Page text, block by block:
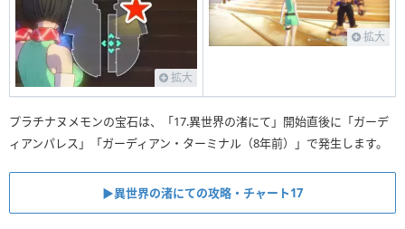
拡大
拡大
プラチナヌメモンの宝石は、「17.異世界の渚にて」開始直後に「ガーデ
ィアンパレス」「ガーディアン・ターミナル（8年前）」で発生します。
▶︎異世界の渚にての攻略・チャート17